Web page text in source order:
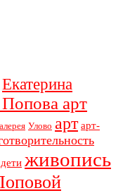
Екатерина
арт
Улово арт арт-
дети живопись